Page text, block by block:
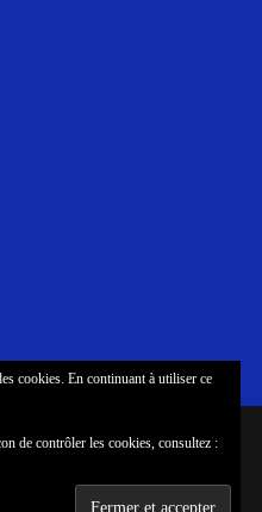
NEUROTECHX PARIS
NEWSLETTER
cookies. En continuant à utiliser ce
de contrôler les cookies, consultez :